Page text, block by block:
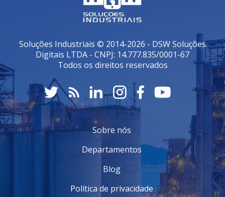
Soluções Industriais © 2014-2026 - DSW Soluções
Digitais LTDA - CNPJ: 14.777.835/0001-67
Todos os direitos reservados
Sobre nós
Departamentos
Blog
Política de privacidade